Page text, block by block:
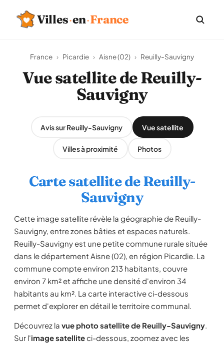
Villes·en·France
France › Picardie › Aisne (02) › Reuilly-Sauvigny
Vue satellite de Reuilly-
Sauvigny
Avis sur Reuilly-Sauvigny Vue satellite
Villes à proximité Photos
Carte satellite de Reuilly-
Sauvigny
Cette image satellite révèle la géographie de Reuilly-
Sauvigny, entre zones bâties et espaces naturels.
Reuilly-Sauvigny est une petite commune rurale située
dans le département Aisne (02), en région Picardie. La
commune compte environ 213 habitants, couvre
environ 7 km² et affiche une densité d'environ 34
habitants au km². La carte interactive ci-dessous
permet d'explorer en détail le territoire communal.
Découvrez la vue photo satellite de Reuilly-Sauvigny.
Sur l'image satelliteci-dessous, zoomez avec les